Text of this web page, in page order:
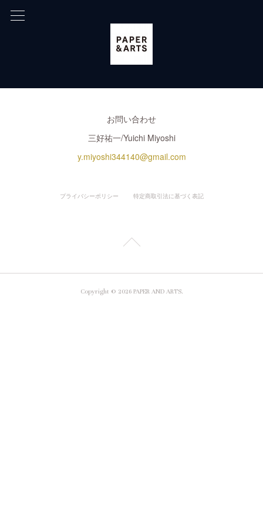
お問い合わせ
三好祐一/Yuichi Miyoshi
y.miyoshi344140@gmail.com
プライバシーポリシー 特定商取引法に基づく表記
Copyright © 2026 PAPER AND ARTS.